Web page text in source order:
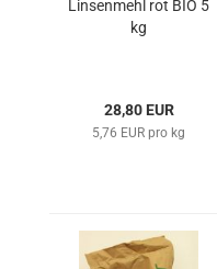
Linsenmehl rot BIO 5
kg
28,80 EUR
5,76 EUR pro kg